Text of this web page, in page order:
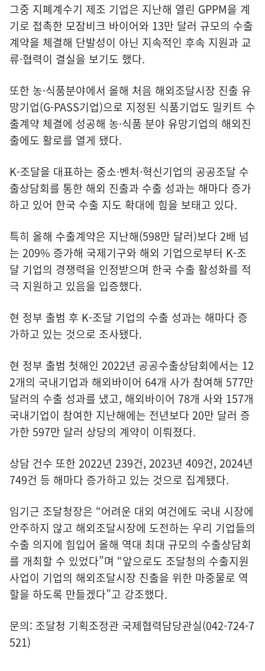
그중 지폐계수기 제조 기업은 지난해 열린 GPPM을 계
기로 접촉한 모잠비크 바이어와 13만 달러 규모의 수출
계약을 체결해 단발성이 아닌 지속적인 후속 지원과 교
류·협력이 결실을 보기도 했다.
또한 농·식품분야에서 올해 처음 해외조달시장 진출 유
망기업(G-PASS기업)으로 지정된 식품기업도 밀키트 수
출계약 체결에 성공해 농·식품 분야 유망기업의 해외진
출에도 활로를 열게 됐다.
K-조달을 대표하는 중소·벤처·혁신기업의 공공조달 수
출상담회를 통한 해외 진출과 수출 성과는 해마다 증가
하고 있어 한국 수출 지도 확대에 힘을 보태고 있다.
특히 올해 수출계약은 지난해(598만 달러)보다 2배 넘
는 209% 증가해 국제기구와 해외 기업으로부터 K-조
달 기업의 경쟁력을 인정받으며 한국 수출 활성화를 적
극 지원하고 있음을 입증했다.
현 정부 출범 후 K-조달 기업의 수출 성과는 해마다 증
가하고 있는 것으로 조사됐다.
현 정부 출범 첫해인 2022년 공공수출상담회에서는 12
2개의 국내기업과 해외바이어 64개 사가 참여해 577만
달러의 수출 성과를 냈고, 해외바이어 78개 사와 157개
국내기업이 참여한 지난해에는 전년보다 20만 달러 증
가한 597만 달러 상당의 계약이 이뤄졌다.
상담 건수 또한 2022년 239건, 2023년 409건, 2024년
749건 등 해마다 증가하고 있는 것으로 집계됐다.
임기근 조달청장은 “어려운 대외 여건에도 국내 시장에
안주하지 않고 해외조달시장에 도전하는 우리 기업들의
수출 의지에 힘입어 올해 역대 최대 규모의 수출상담회
를 개최할 수 있었다”며 “앞으로도 조달청의 수출지원
사업이 기업의 해외조달시장 진출을 위한 마중물로 역
할을 하도록 만들겠다”고 강조했다.
문의: 조달청 기획조정관 국제협력담당관실(042-724-7
521)